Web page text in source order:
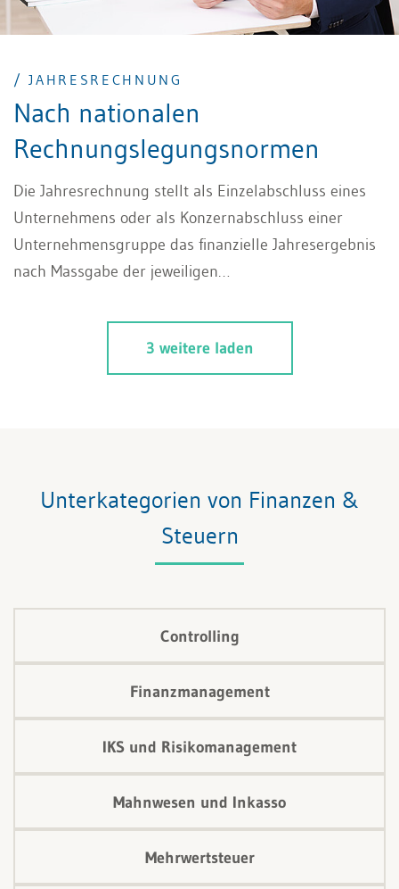
/ JAHRESRECHNUNG
Nach nationalen
Rechnungslegungsnormen
Die Jahresrechnung stellt als Einzelabschluss eines
Unternehmens oder als Konzernabschluss einer
Unternehmensgruppe das finanzielle Jahresergebnis
nach Massgabe der jeweiligen
Im vorliegenden Beitrag werden die wichtigsten
Fakten zur Jahresrechnung entlang der nationalen
Rechnungslegungsnormen dargelegt.
3 weitere laden
Unterkategorien von Finanzen &
Steuern
Controlling
Finanzmanagement
IKS und Risikomanagement
Mahnwesen und Inkasso
Mehrwertsteuer